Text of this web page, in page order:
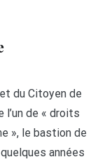
du Citoyen de
de « droits
», le bastion de
années